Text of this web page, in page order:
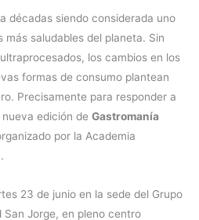
décadas siendo considerada uno
más saludables del planeta. Sin
los cambios en los
formas de consumo plantean
Precisamente para responder a
edición de Gastromanía
por la Academia
23 de junio en la sede del Grupo
San Jorge, en pleno centro